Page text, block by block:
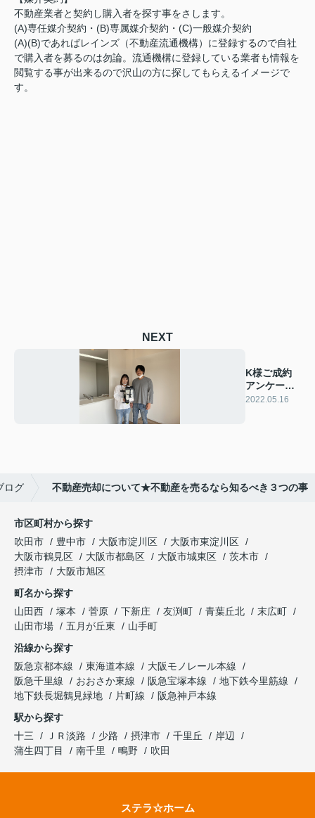
不動産業者と契約し購入者を探す事をさします。
(A)専任媒介契約・(B)専属媒介契約・(C)一般媒介契約
(A)(B)であればレインズ（不動産流通機構）に登録するので自社
で購入者を募るのは勿論。流通機構に登録している業者も情報を
閲覧する事が出来るので沢山の方に探してもらえるイメージで
す。
NEXT
K様ご成約
アンケート
& before
2022.05.16
ログ 不動産売却について★不動産を売るなら知るべき３つの事
市区町村から探す
吹田市
豊中市 大阪市淀川区
大阪市東淀川区
大阪市鶴見区
大阪市都島区 大阪市城東区
茨木市
摂津市
大阪市旭区
町名から探す
山田西
塚本 菅原 下新庄 友渕町 青葉丘北
末広町
山田市場
五月が丘東
山手町
沿線から探す
阪急京都本線
東海道本線
大阪モノレール本線
阪急千里線
おおさか東線 阪急宝塚本線
地下鉄今里筋線
地下鉄長堀鶴見緑地
片町線
阪急神戸本線
駅から探す
十三
ＪＲ淡路 少路 摂津市 千里丘
岸辺
蒲生四丁目
南千里 鴫野 吹田
ステラ☆ホーム